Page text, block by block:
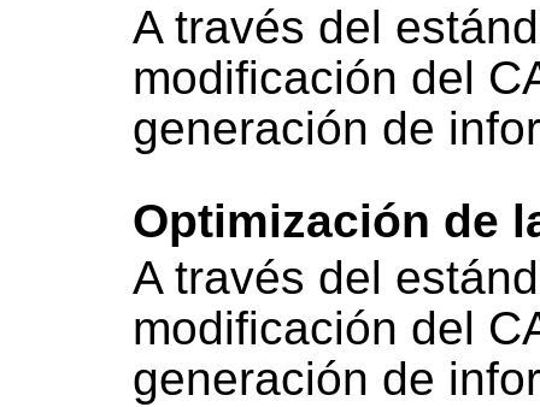
A través del
modificación del
generación de
Optimización de
A través del
modificación del
generación de